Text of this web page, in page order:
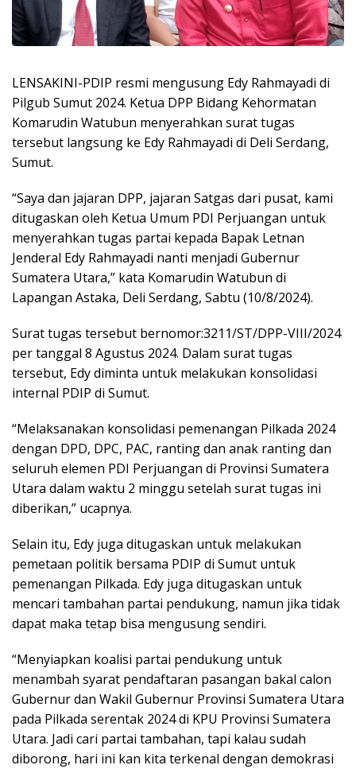
LENSAKINI-PDIP resmi mengusung Edy Rahmayadi di
Pilgub Sumut 2024. Ketua DPP Bidang Kehormatan
Komarudin Watubun menyerahkan surat tugas
tersebut langsung ke Edy Rahmayadi di Deli Serdang,
Sumut.
“Saya dan jajaran DPP, jajaran Satgas dari pusat, kami
ditugaskan oleh Ketua Umum PDI Perjuangan untuk
menyerahkan tugas partai kepada Bapak Letnan
Jenderal Edy Rahmayadi nanti menjadi Gubernur
Sumatera Utara,” kata Komarudin Watubun di
Lapangan Astaka, Deli Serdang, Sabtu (10/8/2024).
Surat tugas tersebut bernomor:3211/ST/DPP-VIII/2024
per tanggal 8 Agustus 2024. Dalam surat tugas
tersebut, Edy diminta untuk melakukan konsolidasi
internal PDIP di Sumut.
“Melaksanakan konsolidasi pemenangan Pilkada 2024
dengan DPD, DPC, PAC, ranting dan anak ranting dan
seluruh elemen PDI Perjuangan di Provinsi Sumatera
Utara dalam waktu 2 minggu setelah surat tugas ini
diberikan,” ucapnya.
Selain itu, Edy juga ditugaskan untuk melakukan
pemetaan politik bersama PDIP di Sumut untuk
pemenangan Pilkada. Edy juga ditugaskan untuk
mencari tambahan partai pendukung, namun jika tidak
dapat maka tetap bisa mengusung sendiri.
“Menyiapkan koalisi partai pendukung untuk
menambah syarat pendaftaran pasangan bakal calon
Gubernur dan Wakil Gubernur Provinsi Sumatera Utara
pada Pilkada serentak 2024 di KPU Provinsi Sumatera
Utara. Jadi cari partai tambahan, tapi kalau sudah
diborong, hari ini kan kita terkenal dengan demokrasi